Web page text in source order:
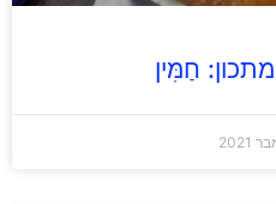
חַמִּין